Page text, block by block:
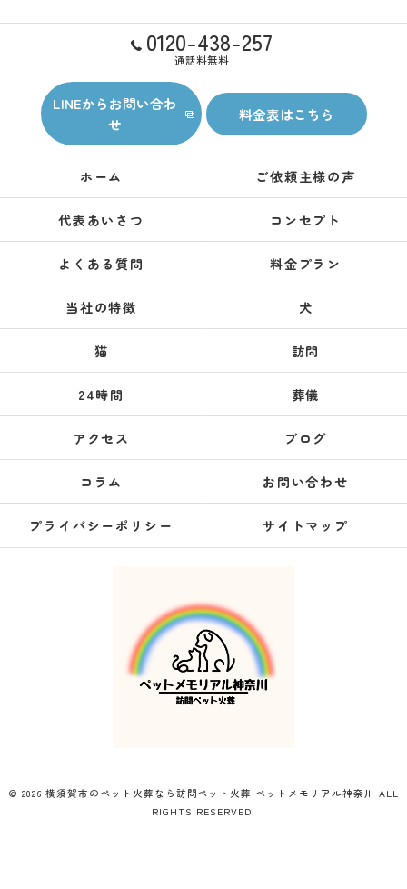
0120-438-257
通話料無料
LINEからお問い合わ
せ
料金表はこちら
ホーム ご依頼主様の声
代表あいさつ コンセプト
よくある質問 料金プラン
当社の特徴 犬
猫 訪問
24時間 葬儀
アクセス ブログ
コラム お問い合わせ
プライバシーポリシー サイトマップ
© 2026 横須賀市のペット火葬なら訪問ペット火葬 ペットメモリアル神奈川 ALL
RIGHTS RESERVED.